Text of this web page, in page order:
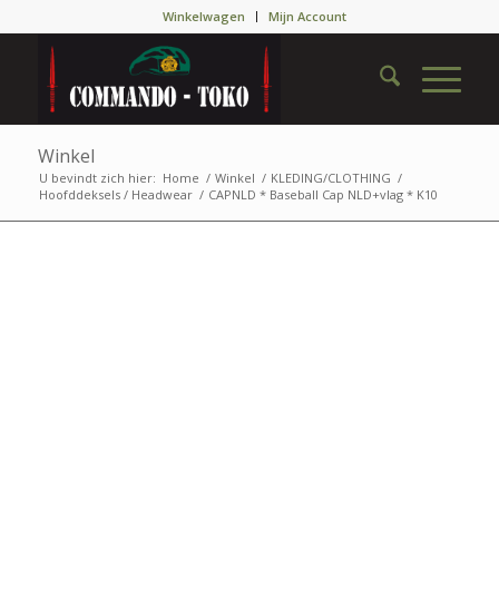
Winkelwagen Mijn Account
Winkel
U bevindt zich hier: Home / Winkel / KLEDING/CLOTHING /
Hoofddeksels / Headwear / CAPNLD * Baseball Cap NLD+vlag * K10